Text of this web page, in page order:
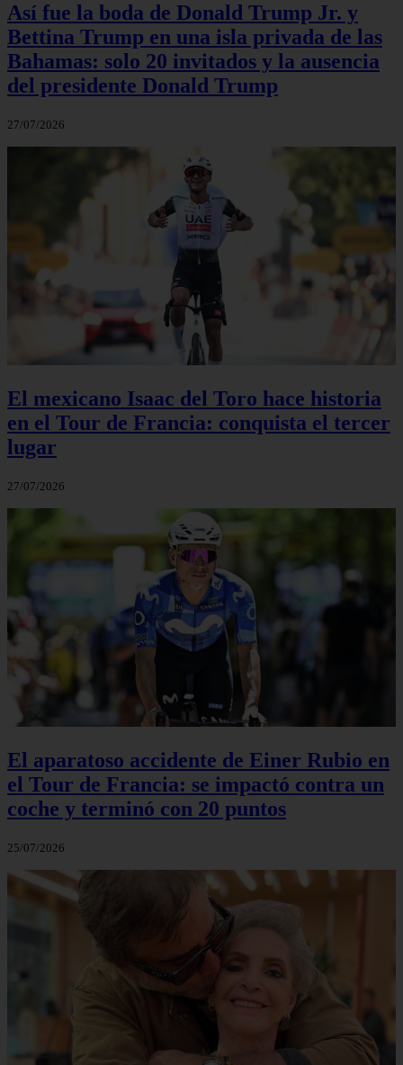
Así fue la boda de Donald Trump Jr. y
Bettina Trump en una isla privada de las
Bahamas: solo 20 invitados y la ausencia
del presidente Donald Trump
27/07/2026
El mexicano Isaac del Toro hace historia
en el Tour de Francia: conquista el tercer
lugar
27/07/2026
El aparatoso accidente de Einer Rubio en
el Tour de Francia: se impactó contra un
coche y terminó con 20 puntos
25/07/2026